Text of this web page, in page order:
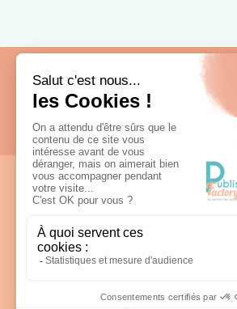
Fabrication française